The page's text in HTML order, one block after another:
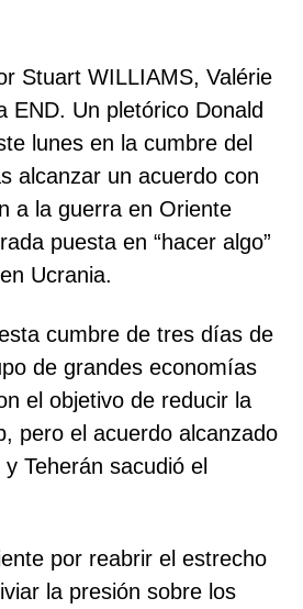
Stuart WILLIAMS, Valérie
END. Un pletórico Donald
lunes en la cumbre del
alcanzar un acuerdo con
a la guerra en Oriente
puesta en “hacer algo”
Ucrania.
cumbre de tres días de
de grandes economías
el objetivo de reducir la
pero el acuerdo alcanzado
Teherán sacudió el
por reabrir el estrecho
la presión sobre los